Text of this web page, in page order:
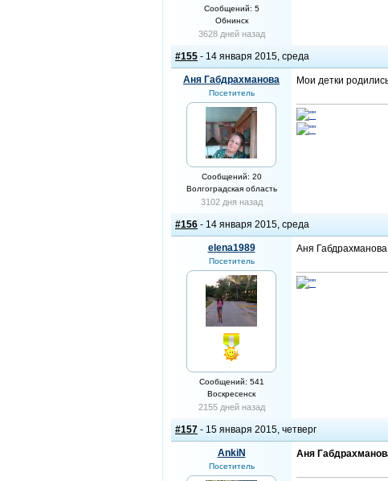
Сообщений: 5
Обнинск
3628 дней назад
#155 - 14 января 2015, среда
Аня Габдрахманова
Посетитель
Сообщений: 20
Волгоградская область
3102 дня назад
Мои детки
#156 - 14 января 2015, среда
elena1989
Посетитель
Сообщений: 541
Воскресенск
2155 дней назад
Аня
#157 - 15 января 2015, четверг
AnkiN
Посетитель
Аня